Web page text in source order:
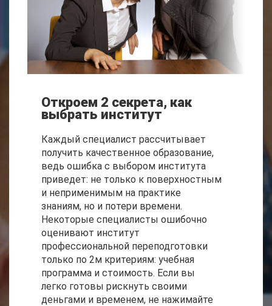
Откроем 2 секрета, как
выбрать институт
Каждый специалист рассчитывает
получить качественное образование,
ведь ошибка с выбором института
приведет: не только к поверхностным
и неприменимым на практике
знаниям, но и потери времени.
Некоторые специалисты ошибочно
оценивают институт
профессиональной переподготовки
только по 2м критериям: учебная
программа и стоимость. Если вы
легко готовы рискнуть своими
деньгами и временем, не нажимайте